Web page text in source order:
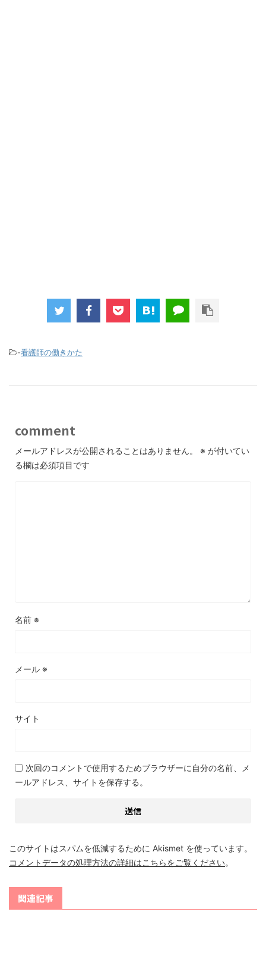
-看護師の働きかた
comment
メールアドレスが公開されることはありません。 ※ が付いてい
る欄は必須項目です
名前 ※
メール ※
サイト
次回のコメントで使用するためブラウザーに自分の名前、メ
ールアドレス、サイトを保存する。
このサイトはスパムを低減するために Akismet を使っています。
コメントデータの処理方法の詳細はこちらをご覧ください。
関連記事